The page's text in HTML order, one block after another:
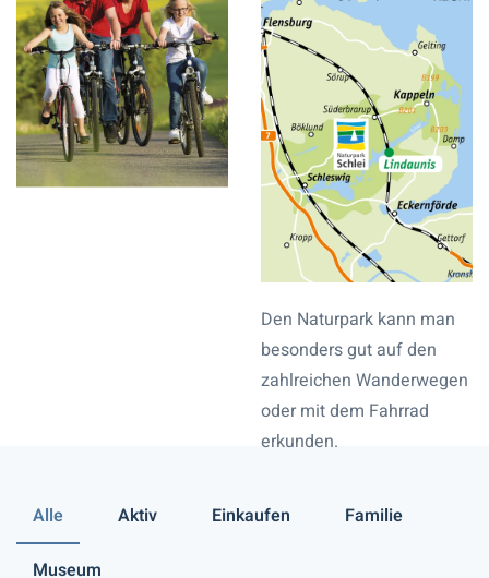
Den Naturpark kann man
besonders gut auf den
zahlreichen Wanderwegen
oder mit dem Fahrrad
erkunden.
Alle Aktiv Einkaufen Familie
Museum